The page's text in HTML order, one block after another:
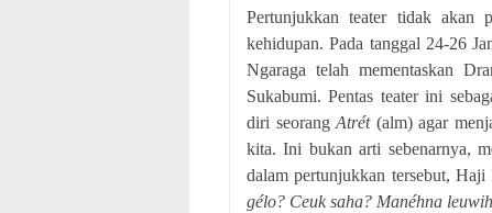
Pertunjukkan teater tidak akan
kehidupan. Pada tanggal 24-26
Ngaraga telah mementaskan
Sukabumi. Pentas teater ini
diri seorangAtrét(alm) agar
kita. Ini bukan arti sebenarnya,
dalam pertunjukkan tersebut,
gélo? Ceuk saha? Manéhna